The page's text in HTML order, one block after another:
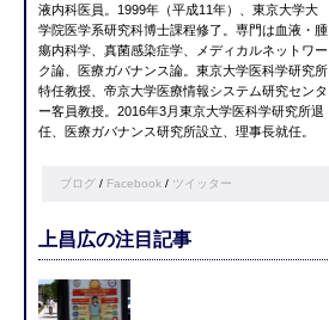
液内科医員。1999年（平成11年）、東京大学大
学院医学系研究科博士課程修了。専門は血液・腫
瘍内科学、真菌感染症学、メディカルネットワー
ク論、医療ガバナンス論。東京大学医科学研究所
特任教授、帝京大学医療情報システム研究センタ
ー客員教授。2016年3月東京大学医科学研究所退
任、医療ガバナンス研究所設立、理事長就任。
ブログ / Facebook / ツイッター
上昌広の注目記事